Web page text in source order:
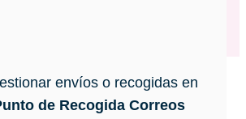
envíos o recogidas en
de Recogida Correos